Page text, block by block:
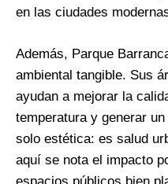
en las ciudades
Además, Parque
ambiental tangible. Sus
ayudan a mejorar la
temperatura y generar
solo estética: es salud
aquí se nota el impacto